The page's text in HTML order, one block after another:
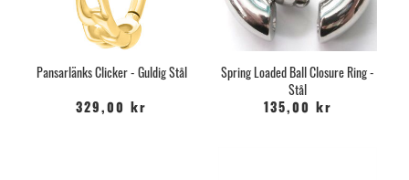
Pansarlänks Clicker - Guldig Stål
329,00 kr
Spring Loaded Ball Closure Ring -
Stål
135,00 kr